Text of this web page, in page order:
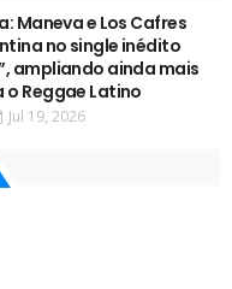
Maneva e Los Cafres
no single inédito
ampliando ainda mais
Reggae Latino
Jul 19, 2026